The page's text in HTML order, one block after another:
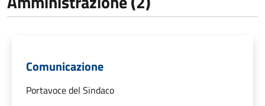
Comunicazione
Portavoce del Sindaco